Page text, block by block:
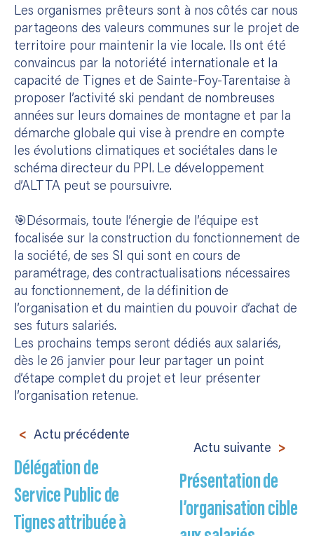
Les organismes prêteurs sont à nos côtés car nous
partageons des valeurs communes sur le projet de
territoire pour maintenir la vie locale. Ils ont été
convaincus par la notoriété internationale et la
capacité de Tignes et de Sainte-Foy-Tarentaise à
proposer l’activité ski pendant de nombreuses
années sur leurs domaines de montagne et par la
démarche globale qui vise à prendre en compte
les évolutions climatiques et sociétales dans le
schéma directeur du PPI. Le développement
d’ALTTA peut se poursuivre.
🎯​Désormais, toute l’énergie de l’équipe est
focalisée sur la construction du fonctionnement de
la société, de ses SI qui sont en cours de
paramétrage, des contractualisations nécessaires
au fonctionnement, de la définition de
l’organisation et du maintien du pouvoir d’achat de
ses futurs salariés.
Les prochains temps seront dédiés aux salariés,
dès le 26 janvier pour leur partager un point
d’étape complet du projet et leur présenter
l’organisation retenue.
Actu précédente
Délégation de
Service Public de
Tignes attribuée à
Actu suivante
Présentation de
l’organisation cible